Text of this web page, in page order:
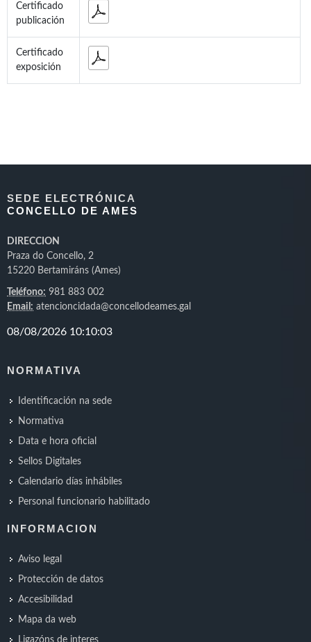
Certificado
publicación
Certificado
exposición
SEDE ELECTRÓNICA
CONCELLO DE AMES
DIRECCION
Praza do Concello, 2
15220 Bertamiráns (Ames)
Teléfono: 981 883 002
Email: atencioncidada@concellodeames.gal
NORMATIVA
Identificación na sede
Normativa
Data e hora oficial
Sellos Digitales
Calendario días inhábiles
Personal funcionario habilitado
INFORMACION
Aviso legal
Protección de datos
Accesibilidad
Mapa da web
Ligazóns de interes